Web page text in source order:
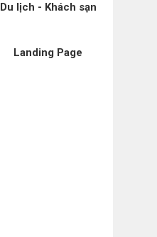
Du lịch - Khách sạn
Landing Page